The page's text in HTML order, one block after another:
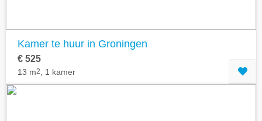
Kamer te huur in Groningen
€ 525
13 m2 , 1 kamer